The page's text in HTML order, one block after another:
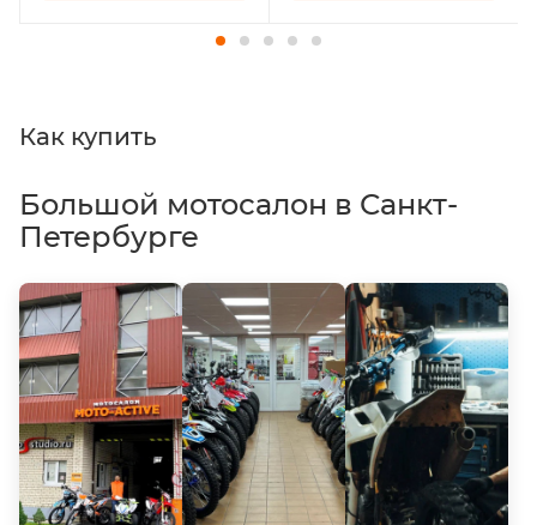
Как купить
Большой мотосалон в Санкт-
Петербурге